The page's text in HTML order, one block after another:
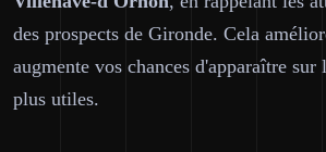
des prospects de Gironde. Cela
augmente vos chances d'apparaître sur
plus utiles.